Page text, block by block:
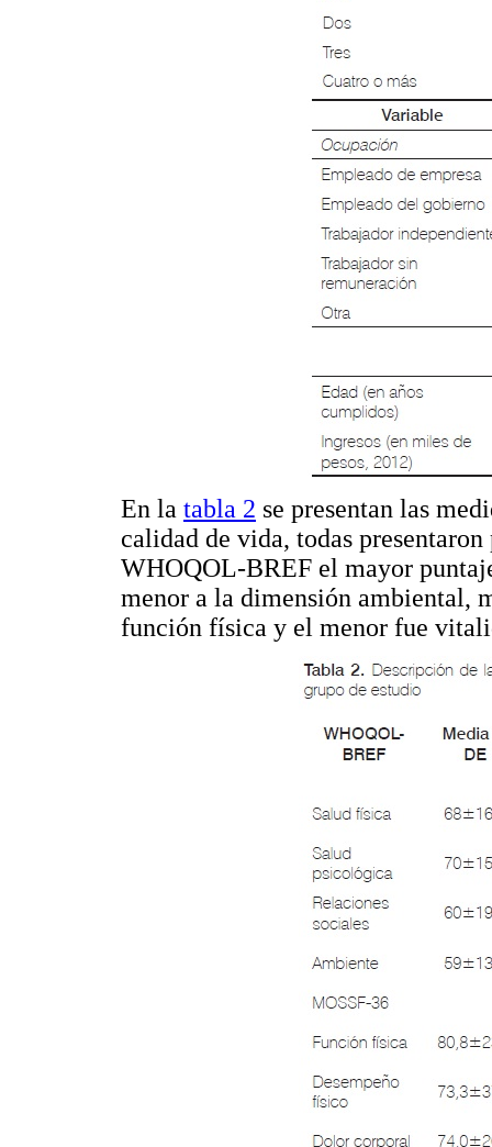
En la tabla 2 se presentan las
calidad de vida, todas
WHOQOL-BREF el mayor
menor a la dimensión ambiental,
función física y el menor fue